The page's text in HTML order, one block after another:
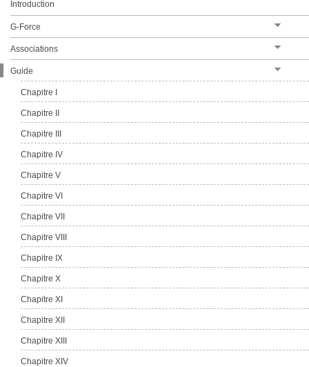
Introduction
G-Force
Odin
Gilgamesh
Associations
Association de G-Forces
Association de magie
Guide
Chapitre I
Chapitre II
Chapitre III
Chapitre IV
Chapitre V
Chapitre VI
Chapitre VII
Chapitre VIII
Chapitre IX
Chapitre X
Chapitre XI
Chapitre XII
Chapitre XIII
Chapitre XIV